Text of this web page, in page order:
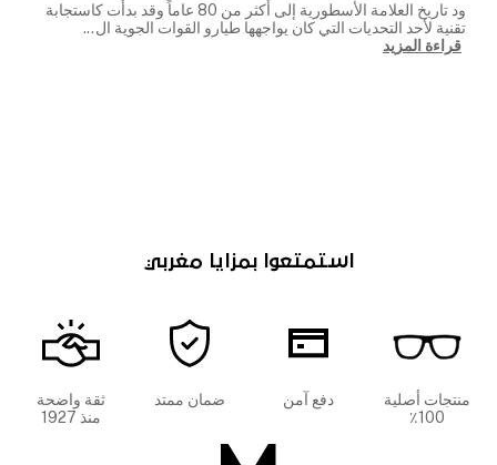
ود تاريخ العلامة الأسطورية إلى أكثر من 80 عاماً وقد بدأت كاستجابة
تقنية لأحد التحديات التي كان يواجهها طيارو القوات الجوية ال...
قراءة المزيد
استمتعوا بمزايا مغربي
منتجات أصلية
100٪
دفع آمن ضمان ممتد
ثقة واضحة
منذ 1927